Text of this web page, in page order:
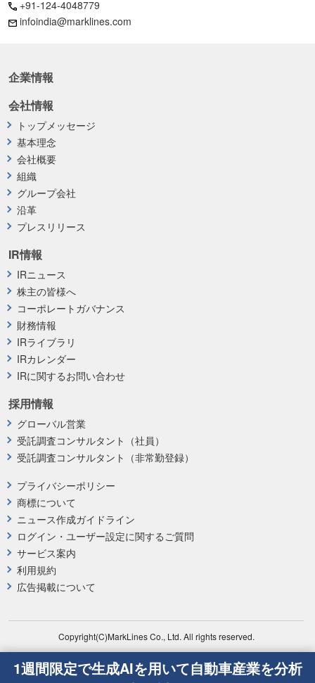
+91-124-4048779
infoindia@marklines.com
企業情報
プライバシーポリシー
商標について
ニュース作成ガイドライン
ログイン・ユーザー設定に関するご質問
サービス案内
利用規約
広告掲載について
採用情報
グローバル営業
受託調査コンサルタント（社員）
受託調査コンサルタント（非常勤登録）
会社情報
トップメッセージ
基本理念
会社概要
組織
グループ会社
沿革
プレスリリース
IR情報
IRニュース
株主の皆様へ
コーポレートガバナンス
財務情報
IRライブラリ
IRカレンダー
IRに関するお問い合わせ
Copyright(C)MarkLines Co., Ltd. All rights reserved.
1週間限定で生成AIを用いて自動車産業を分析